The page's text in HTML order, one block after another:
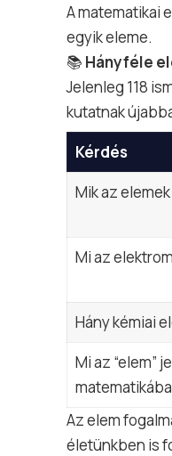
A matematikai
egyik eleme.
📚 Hányféle
Jelenleg 118
kutatnak
Kérdés
Mik az
Mi az
Hány kémiai
Mi az “elem”
Az elem
életünkben is